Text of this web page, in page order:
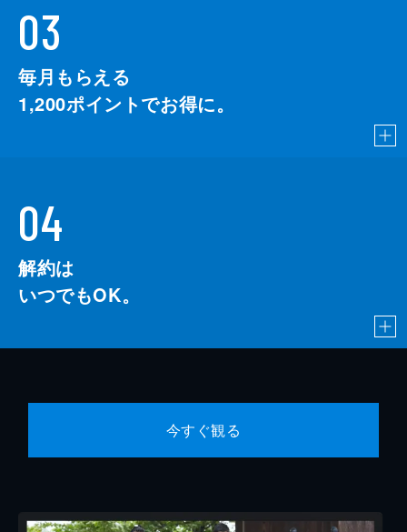
03
毎月もらえる
1,200ポイントでお得に。
04
解約は
いつでもOK。
今すぐ観る